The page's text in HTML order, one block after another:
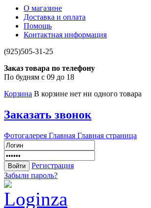
О магазине
Доставка и оплата
Помощь
Контактная информация
(925)505-31-25
Заказ товара по телефону
По будням с 09 до 18
Корзина В корзине нет ни одного товара
Заказать звонок
Фотогалерея Главная Главная страница
Регистрация
Забыли пароль?